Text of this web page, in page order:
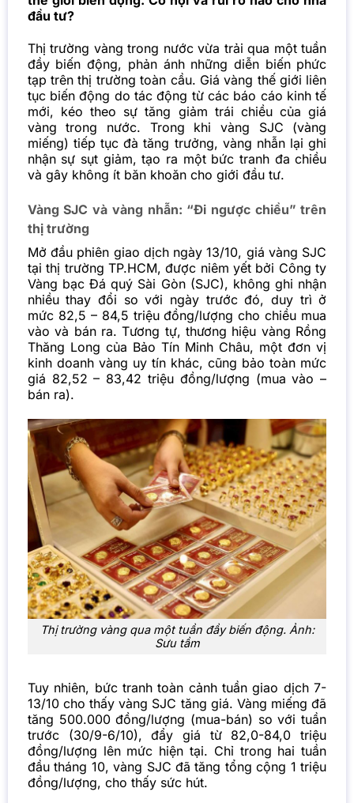
đầu tư?
Thị trường vàng trong nước vừa trải qua một tuần
đầy biến động, phản ánh những diễn biến phức
tạp trên thị trường toàn cầu. Giá vàng thế giới liên
tục biến động do tác động từ các báo cáo kinh tế
mới, kéo theo sự tăng giảm trái chiều của giá
vàng trong nước. Trong khi vàng SJC (vàng
miếng) tiếp tục đà tăng trưởng, vàng nhẫn lại ghi
nhận sự sụt giảm, tạo ra một bức tranh đa chiều
và gây không ít băn khoăn cho giới đầu tư.
Vàng SJC và vàng nhẫn: “Đi ngược chiều” trên
thị trường
Mở đầu phiên giao dịch ngày 13/10, giá vàng SJC
tại thị trường TP.HCM, được niêm yết bởi Công ty
Vàng bạc Đá quý Sài Gòn (SJC), không ghi nhận
nhiều thay đổi so với ngày trước đó, duy trì ở
mức 82,5 – 84,5 triệu đồng/lượng cho chiều mua
vào và bán ra. Tương tự, thương hiệu vàng Rồng
Thăng Long của Bảo Tín Minh Châu, một đơn vị
kinh doanh vàng uy tín khác, cũng bảo toàn mức
giá 82,52 – 83,42 triệu đồng/lượng (mua vào –
bán ra).
Thị trường vàng qua một tuần đầy biến động. Ảnh:
Sưu tầm
Tuy nhiên, bức tranh toàn cảnh tuần giao dịch 7-
13/10 cho thấy vàng SJC tăng giá. Vàng miếng đã
tăng 500.000 đồng/lượng (mua-bán) so với tuần
trước (30/9-6/10), đẩy giá từ 82,0-84,0 triệu
đồng/lượng lên mức hiện tại. Chỉ trong hai tuần
đầu tháng 10, vàng SJC đã tăng tổng cộng 1 triệu
đồng/lượng, cho thấy sức hút.